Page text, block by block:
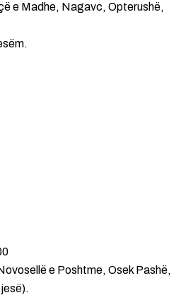
e Madhe, Nagavc, Opterushë,
e Poshtme, Osek Pashë,